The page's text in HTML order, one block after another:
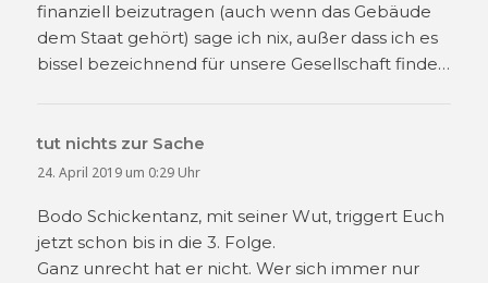
finanziell beizutragen (auch wenn das Gebäude
dem Staat gehört) sage ich nix, außer dass ich es
bissel bezeichnend für unsere Gesellschaft finde…
tut nichts zur Sache
24. April 2019 um 0:29 Uhr
Bodo Schickentanz, mit seiner Wut, triggert Euch
jetzt schon bis in die 3. Folge.
Ganz unrecht hat er nicht. Wer sich immer nur